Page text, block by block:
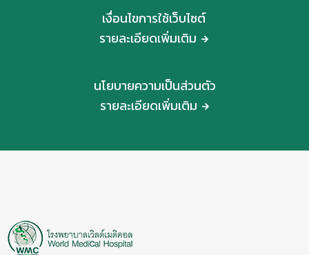
เงื่อนไขการใช้เว็บไซต์
รายละเอียดเพิ่มเติม
นโยบายความเป็นส่วนตัว
รายละเอียดเพิ่มเติม